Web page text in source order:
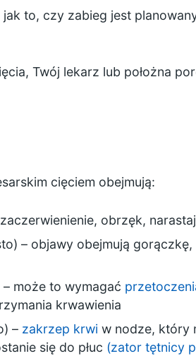
to, czy zabieg jest
Twój lekarz lub położna
cięciem obejmują:
obrzęk,
– objawy obejmują
może to wymagać
krwawienia
– zakrzep krwi w nodze, który
się do płuc (zator tętnicy